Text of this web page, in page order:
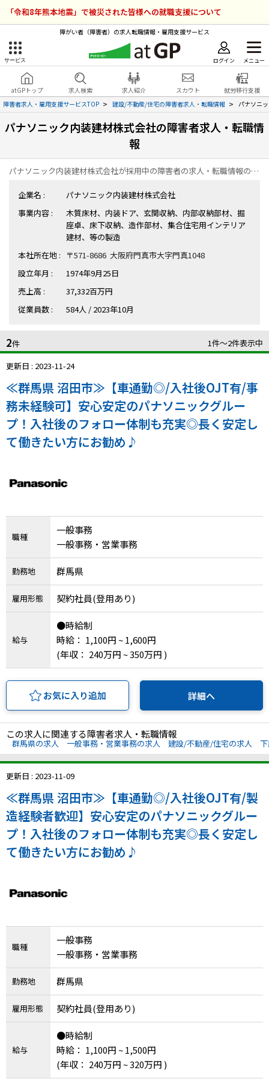
「令和8年熊本地震」で被災された皆様への就職支援について
障がい者（障害者）の求人転職情報・雇用支援サービス
サービス ログイン メニュー
atGPトップ 求人検索 求人紹介 スカウト
就労移行支援
障害者求人・雇用支援サービスTOP
建設/不動産/住宅の障害者求人・転職情報 パナソニ
パナソニック内装建材株式会社の障害者求人・転職情
報
パナソニック内装建材株式会社が採用中の障害者の求人・転職情報の一覧ページです。
企業名 :
パナソニック内装建材株式会社
事業内容 :
木質床材、内装ドア、玄関収納、内部収納部材、掘
座卓、床下収納、造作部材、集合住宅用インテリア
建材、等の製造
本社所在地 :
〒571-8686 大阪府門真市大字門真1048
設立年月 :
1974年9月25日
売上高 :
37,332百万円
従業員数 :
584人 / 2023年10月
2件
1件〜2件表示中
更新日 : 2023-11-24
≪群馬県 沼田市≫【車通勤◎/入社後OJT有/事
務未経験可】安心安定のパナソニックグルー
プ！入社後のフォロー体制も充実◎長く安定し
て働きたい方にお勧め♪
職種
一般事務
一般事務・営業事務
勤務地 群馬県
雇用形態 契約社員(登用あり)
給与
●時給制
時給： 1,100円 ~ 1,600円
(年収： 240万円 ~ 350万円 )
お気に入り追加 詳細へ
この求人に関連する障害者求人・転職情報
群馬県の求人 一般事務・営業事務の求人 建設/不動産/住宅の求人
更新日 : 2023-11-09
≪群馬県 沼田市≫【車通勤◎/入社後OJT有/製
造経験者歓迎】安心安定のパナソニックグルー
プ！入社後のフォロー体制も充実◎長く安定し
て働きたい方にお勧め♪
職種
一般事務
一般事務・営業事務
勤務地 群馬県
雇用形態 契約社員(登用あり)
給与
●時給制
時給： 1,100円 ~ 1,500円
(年収： 240万円 ~ 320万円 )
障害者雇用のアットジーピー
サービスラインナップ
就転職支援サービス
障害者専門の就転職支援サービス
障害者アスリート専門の就転職支援サービス
ハイスキルな障害者の転職支援サービス
求人検索・スカウトサービス
障害者専門の求人検索・スカウトサービス
IT・Web制作スキルを身につける就労移行支援サービス
ソーシャルファームサービス
しいたけ生産で実現する
新しい障害者雇用支援サービス
ご利用ガイド
法人向けページ
メニューを閉じる
ログイン 会員登録 無料
atGPトップ
各種サービス
求人を検索する
求人を紹介してもらう
スカウトを受ける
就労移行支援サービス
お問い合わせ・よくある質問
お問い合わせ
よくある質問